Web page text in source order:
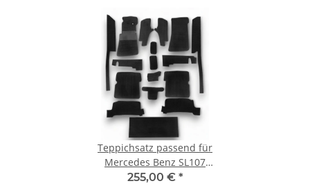
Teppichsatz passend für
Mercedes Benz SL107
R107/W107 RHD
255,00 € *